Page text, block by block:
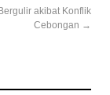
akibat Konflik
Cebongan →